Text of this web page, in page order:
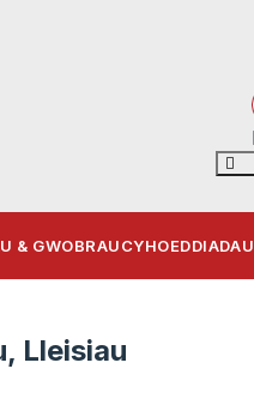
& GWOBRAUCYHOEDDIADAU
Lleisiau